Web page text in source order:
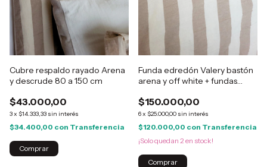
Cubre respaldo rayado Arena
y descrude 80 a 150 cm
$43.000,00
3x $14.333,33 sin interés
$34.400,00 con Transferencia
Funda edredón Valery bastón
arena y off white + fundas
$150.000,00
6x $25.000,00 sin interés
$120.000,00 con Transferencia
¡Solo quedan 2 en stock!
Comprar